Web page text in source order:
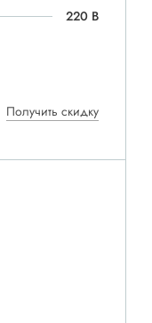
220 В
Получить скидку